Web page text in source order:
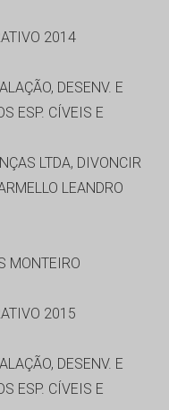
2014
DESENV. E
ESP. CÍVEIS E
LTDA, DIVONCIR
LEANDRO
MONTEIRO
2015
DESENV. E
ESP. CÍVEIS E